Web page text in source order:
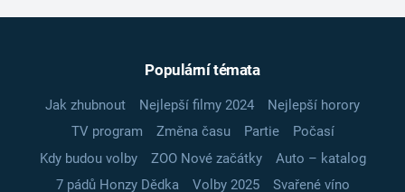
Populární témata
Jak zhubnout Nejlepší filmy 2024
Nejlepší horory
TV program
Změna času Partie
Počasí
Kdy budou volby
ZOO Nové začátky
Auto – katalog
7 pádů Honzy Dědka
Volby 2025
Svařené víno